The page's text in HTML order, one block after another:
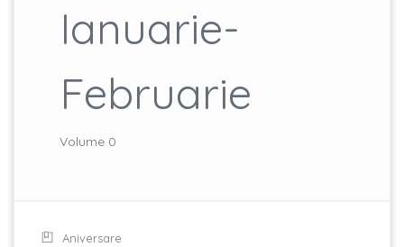
Ianuarie-
Februarie
Volume 0
Aniversare